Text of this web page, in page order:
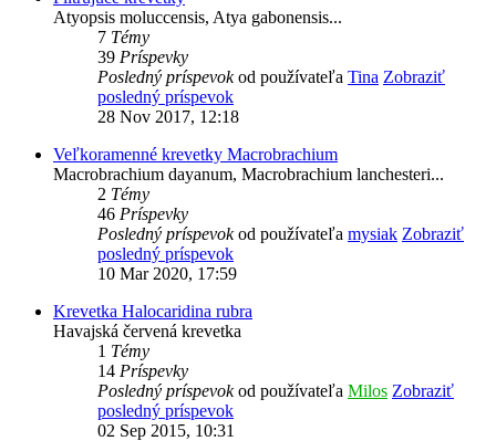
Atyopsis moluccensis, Atya gabonensis...
7 Témy
39 Príspevky
Posledný príspevokod používateľa Tina Zobraziť
posledný príspevok
28 Nov 2017, 12:18
Veľkoramenné krevetky Macrobrachium
Macrobrachium dayanum, Macrobrachium lanchesteri...
2 Témy
46 Príspevky
Posledný príspevokod používateľa mysiak Zobraziť
posledný príspevok
10 Mar 2020, 17:59
Krevetka Halocaridina rubra
Havajská červená krevetka
1 Témy
14 Príspevky
Posledný príspevokod používateľa Milos Zobraziť
posledný príspevok
02 Sep 2015, 10:31